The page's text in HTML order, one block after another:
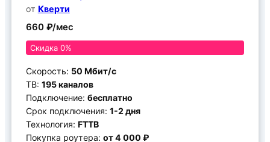
от Кверти
660 ₽/мес
Скидка 0%
Скорость: 50 Мбит/с
ТВ: 195 каналов
Подключение: бесплатно
Срок подключения: 1-2 дня
Технология: FTTB
Покупка роутера: от 4 000 ₽